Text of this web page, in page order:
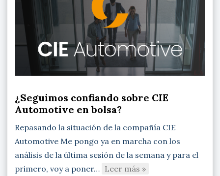
¿Seguimos confiando sobre CIE
Automotive en bolsa?
Repasando la situación de la compañía CIE
Automotive Me pongo ya en marcha con los
análisis de la última sesión de la semana y para el
primero, voy a poner… Leer más »